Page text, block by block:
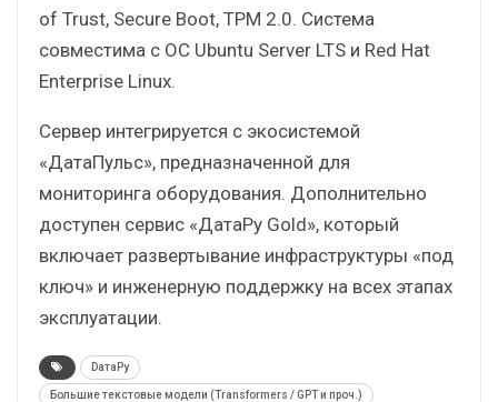
of Trust, Secure Boot, TPM 2.0. Система
совместима с ОС Ubuntu Server LTS и Red Hat
Enterprise Linux.
Сервер интегрируется с экосистемой
«ДатаПульс», предназначенной для
мониторинга оборудования. Дополнительно
доступен сервис «ДатаРу Gold», который
включает развертывание инфраструктуры «под
ключ» и инженерную поддержку на всех этапах
эксплуатации.
DатаРу
Большие текстовые модели (Transformers / GPT и проч.)